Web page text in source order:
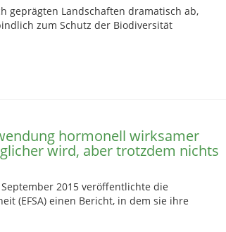
geprägten Landschaften dramatisch ab,
zum Schutz der Biodiversität
hormonell wirksamer
wird, aber trotzdem nichts
2015 veröffentlichte die
(EFSA) einen Bericht, in dem sie ihre